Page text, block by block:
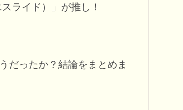
ライド）」が推し！
だったか？結論をまとめま